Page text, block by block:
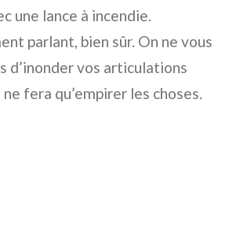
une lance à incendie.
parlant, bien sûr. On ne vous
d’inonder vos articulations
ne fera qu’empirer les choses.